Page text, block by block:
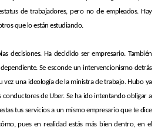
de trabajadores, pero no de empleados. Hay
que lo están estudiando.
decisiones. Ha decidido ser empresario. También
Se esconde un intervencionismo detrás
vez una ideología de la ministra de trabajo. Hubo ya
conductores de Uber. Se ha ido intentando obligar a
tus servicios a un mismo empresario que te dice
pues en realidad estás más bien dentro, en el